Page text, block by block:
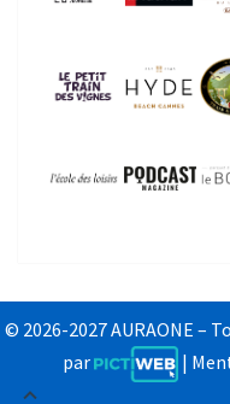
© 2026-2027 AURAONE –
par
|